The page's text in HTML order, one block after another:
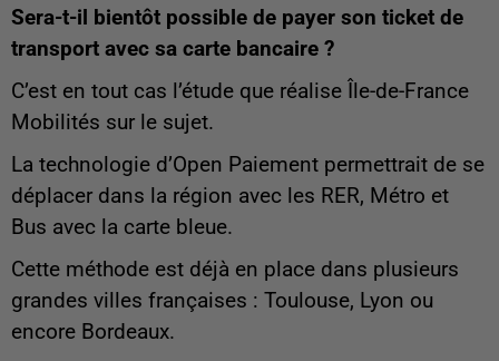
Sera-t-il bientôt possible de payer son ticket de
transport avec sa carte bancaire ?
C’est en tout cas l’étude que réalise Île-de-France
Mobilités sur le sujet.
La technologie d’Open Paiement permettrait de se
déplacer dans la région avec les RER, Métro et
Bus avec la carte bleue.
Cette méthode est déjà en place dans plusieurs
grandes villes françaises : Toulouse, Lyon ou
encore Bordeaux.